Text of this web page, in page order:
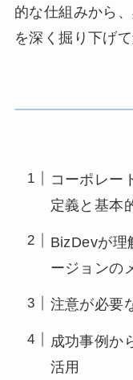
的な仕組みから
を深く掘り下げ
コーポレー
定義と基本
BizDevが理
ージョンの
注意が必要
成功事例か
活用